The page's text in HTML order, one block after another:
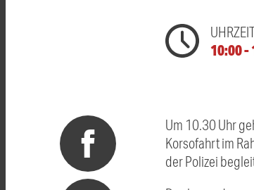
10:00 -
Um 10.30 Uhr
Korsofahrt im
der Polizei